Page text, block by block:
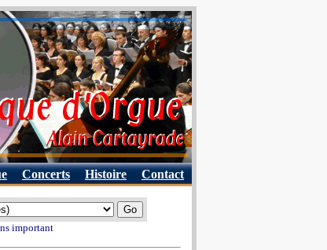
Concerts Histoire Contact
important